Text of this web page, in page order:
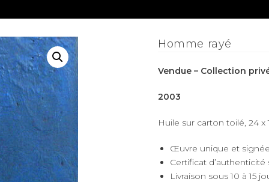
Homme rayé
Vendue – Collection
2003
Huile sur carton toilé, 24 x
Œuvre unique et signée
Certificat d’authenticité
Livraison sous 10 à 15